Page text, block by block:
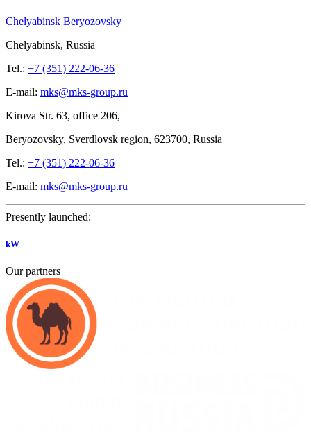
Chelyabinsk Beryozovsky
Chelyabinsk, Russia
Tel.: +7 (351) 222-06-36
E-mail: mks@mks-group.ru
Kirova Str. 63, office 206,
Beryozovsky, Sverdlovsk region, 623700, Russia
Tel.: +7 (351) 222-06-36
E-mail: mks@mks-group.ru
Presently launched:
kW
Our partners